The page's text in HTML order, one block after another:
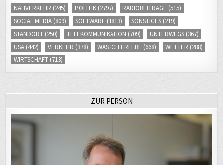
NAHVERKEHR (245) POLITIK (2797) RADIOBEITRÄGE (515)
SOCIAL MEDIA (809) SOFTWARE (1813) SONSTIGES (219)
STANDORT (250) TELEKOMMUNIKATION (709) UNTERWEGS (367)
USA (442) VERKEHR (378) WAS ICH ERLEBE (668) WETTER (288)
WIRTSCHAFT (713)
ZUR PERSON